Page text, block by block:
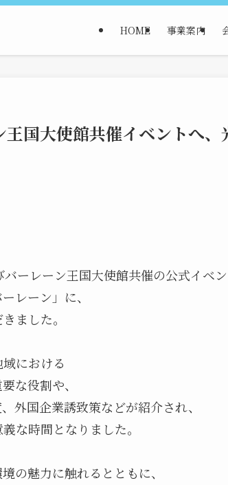
HOME 事業案内
国大使館共催イベントへ、
ーレーン王国大使館共催の公式イベン
レーン」に、
ました。
における
な役割や、
外国企業誘致策などが紹介され、
の魅力に触れるとともに、